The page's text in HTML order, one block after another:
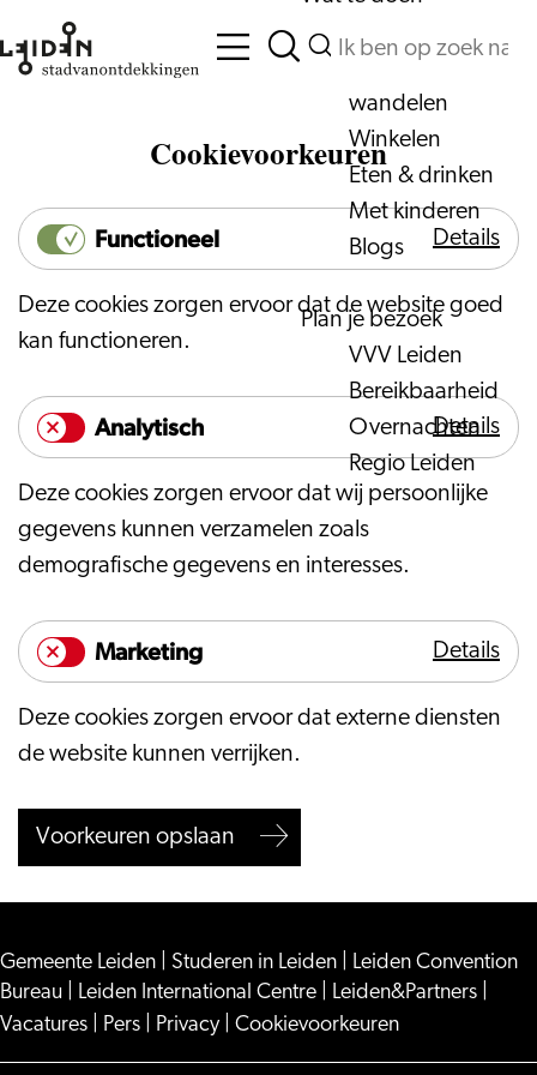
homepage
Zoeken
Fietsen &
wandelen
Winkelen
Eten & drinken
Met kinderen
Blogs
Plan je bezoek
VVV Leiden
Bereikbaarheid
Overnachten
Regio Leiden
Cookievoorkeuren
Functioneel
Details
Deze cookies zorgen ervoor dat de website goed
kan functioneren.
Analytisch
Details
Deze cookies zorgen ervoor dat wij persoonlijke
gegevens kunnen verzamelen zoals
demografische gegevens en interesses.
Marketing
Details
Deze cookies zorgen ervoor dat externe diensten
de website kunnen verrijken.
Voorkeuren opslaan
Gemeente Leiden Studeren in Leiden
Leiden Convention
Bureau
Leiden International Centre Leiden&Partners
Vacatures
Pers Privacy Cookievoorkeuren